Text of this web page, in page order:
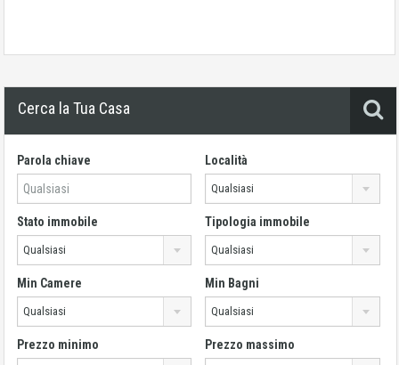
Cerca la Tua Casa
Parola chiave Località
Qualsiasi
Stato immobile
Qualsiasi
Tipologia immobile
Qualsiasi
Min Camere
Qualsiasi
Min Bagni
Qualsiasi
Prezzo minimo Prezzo massimo